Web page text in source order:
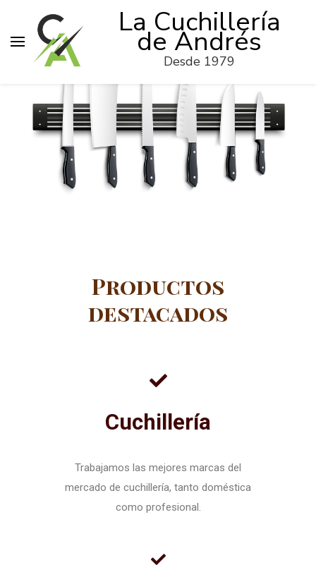
La Cuchillería
de Andrés
Desde 1979
Productos
destacados
Cuchillería
Trabajamos las mejores marcas del
mercado de cuchillería, tanto doméstica
como profesional.